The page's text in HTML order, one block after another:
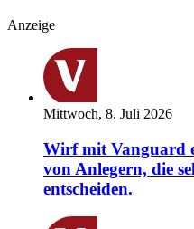
Anzeige
Mittwoch, 8. Juli 2026
Wirf mit Vanguard
von Anlegern, die
entscheiden.